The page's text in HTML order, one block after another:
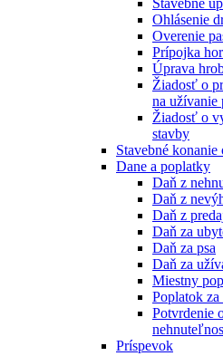
Stavebné
Ohlásenie
Overenie
Prípojka
Úprava
Žiadosť o
na užívanie
Žiadosť o
stavby
Stavebné
Dane a poplatky
Daň z
Daň z
Daň z
Daň za
Daň za psa
Daň za
Miestny
Poplatok
Potvrdenie
Príspevok